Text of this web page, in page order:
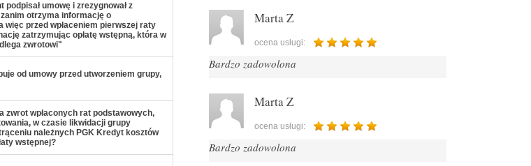
umowę i zrezygnował z
otrzyma informację o
więc przed wpłaceniem pierwszej raty
zatrzymując opłatę wstępną, która w
zwrotowi"
od umowy przed utworzeniem grupy,
zwrot wpłaconych rat podstawowych,
w czasie likwidacji grupy
należnych PGK Kredyt kosztów
wstępnej?
Marta Z
ocena usługi:
Bardzo zadowolona
Marta Z
ocena usługi:
Bardzo zadowolona